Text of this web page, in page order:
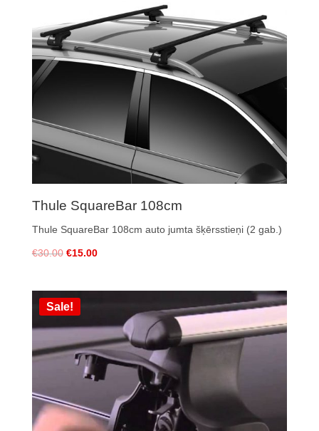
Thule SquareBar 108cm
Thule SquareBar 108cm auto jumta šķērsstieņi (2 gab.)
€30.00 €15.00
Sale!